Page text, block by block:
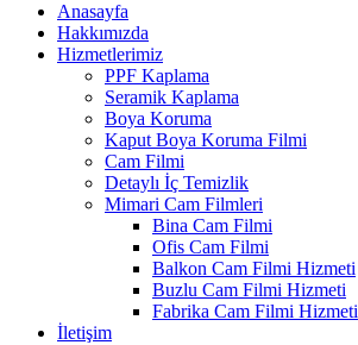
Anasayfa
Hakkımızda
Hizmetlerimiz
PPF Kaplama
Seramik Kaplama
Boya Koruma
Kaput Boya Koruma Filmi
Cam Filmi
Detaylı İç Temizlik
Mimari Cam Filmleri
Bina Cam Filmi
Ofis Cam Filmi
Balkon Cam Filmi Hizmeti
Buzlu Cam Filmi Hizmeti
Fabrika Cam Filmi Hizmeti
İletişim